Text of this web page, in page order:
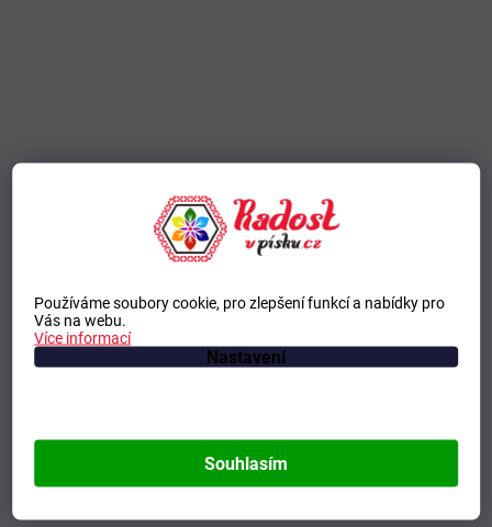
Používáme soubory cookie, pro zlepšení funkcí a nabídky pro
Vás na webu.
Více informací
Nastavení
Souhlasím